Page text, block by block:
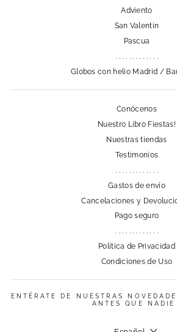
Adviento
San Valentin
Pascua
Globos con helio Madrid /
Conócenos
Nuestro Libro Fiestas!
Nuestras tiendas
Testimonios
Gastos de envío
Cancelaciones y
Pago seguro
. . . . . . . . . . . . .
Política de Privacidad
Condiciones de Uso
ENTÉRATE DE NUESTRAS
ANTES QUE NADIE